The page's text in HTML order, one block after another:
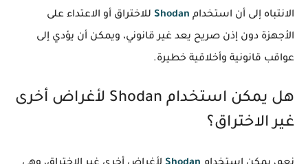
الانتباه إلى أن استخدام Shodan للاختراق أو الاعتداء على
الأجهزة دون إذن صريح يعد غير قانوني، ويمكن أن يؤدي إلى
عواقب قانونية وأخلاقية خطيرة.
هل يمكن استخدام Shodan لأغراض أخرى
غير الاختراق؟